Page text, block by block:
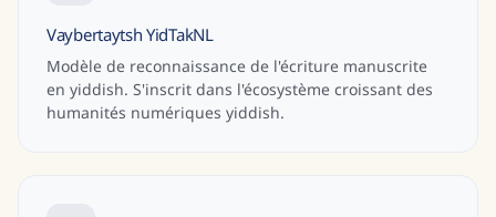
Vaybertaytsh YidTakNL
Modèle de reconnaissance de l'écriture manuscrite
en yiddish. S'inscrit dans l'écosystème croissant des
humanités numériques yiddish.